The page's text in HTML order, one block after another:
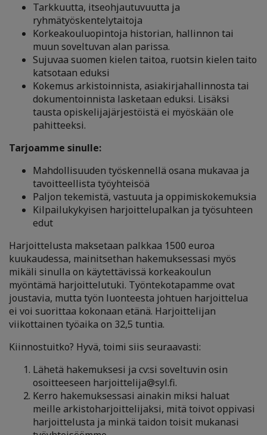
Tarkkuutta, itseohjautuvuutta ja
ryhmätyöskentelytaitoja
Korkeakouluopintoja historian, hallinnon tai
muun soveltuvan alan parissa.
Sujuvaa suomen kielen taitoa, ruotsin kielen taito
katsotaan eduksi
Kokemus arkistoinnista, asiakirjahallinnosta tai
dokumentoinnista lasketaan eduksi. Lisäksi
tausta opiskelijajärjestöistä ei myöskään ole
pahitteeksi.
Tarjoamme sinulle:
Mahdollisuuden työskennellä osana mukavaa ja
tavoitteellista työyhteisöä
Paljon tekemistä, vastuuta ja oppimiskokemuksia
Kilpailukykyisen harjoittelupalkan ja työsuhteen
edut
Harjoittelusta maksetaan palkkaa 1500 euroa
kuukaudessa, mainitsethan hakemuksessasi myös
mikäli sinulla on käytettävissä korkeakoulun
myöntämä harjoittelutuki. Työntekotapamme ovat
joustavia, mutta työn luonteesta johtuen harjoittelua
ei voi suorittaa kokonaan etänä. Harjoittelijan
viikottainen työaika on 32,5 tuntia.
Kiinnostuitko? Hyvä, toimi siis seuraavasti:
Lähetä hakemuksesi ja cv:si soveltuvin osin
osoitteeseen harjoittelija@syl.fi.
Kerro hakemuksessasi ainakin miksi haluat
meille arkistoharjoittelijaksi, mitä toivot oppivasi
harjoittelusta ja minkä taidon toisit mukanasi